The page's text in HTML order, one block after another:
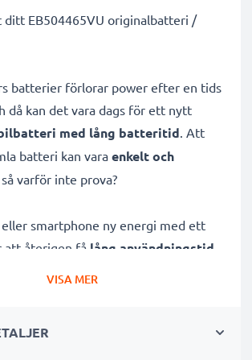
ditt EB504465VU originalbatteri /
batterier förlorar power efter en tids
då kan det vara dags för ett nytt
med lång batteritid. Att
batteri kan vara enkelt och
så varför inte prova?
smartphone ny energi med ett
återigen få lång användningstid
VISA MER